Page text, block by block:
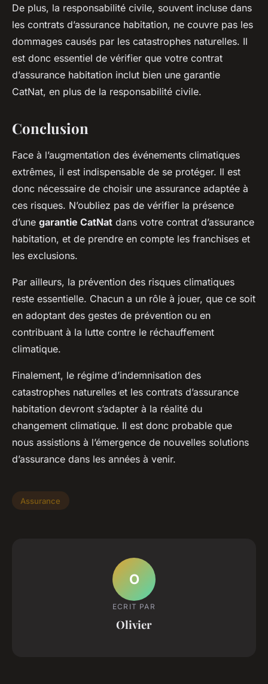
De plus, la responsabilité civile, souvent incluse dans
les contrats d’assurance habitation, ne couvre pas les
dommages causés par les catastrophes naturelles. Il
est donc essentiel de vérifier que votre contrat
d’assurance habitation inclut bien une garantie
CatNat, en plus de la responsabilité civile.
Conclusion
Face à l’augmentation des événements climatiques
extrêmes, il est indispensable de se protéger. Il est
donc nécessaire de choisir une assurance adaptée à
ces risques. N’oubliez pas de vérifier la présence
d’une garantie CatNat dans votre contrat d’assurance
habitation, et de prendre en compte les franchises et
les exclusions.
Par ailleurs, la prévention des risques climatiques
reste essentielle. Chacun a un rôle à jouer, que ce soit
en adoptant des gestes de prévention ou en
contribuant à la lutte contre le réchauffement
climatique.
Finalement, le régime d’indemnisation des
catastrophes naturelles et les contrats d’assurance
habitation devront s’adapter à la réalité du
changement climatique. Il est donc probable que
nous assistions à l’émergence de nouvelles solutions
d’assurance dans les années à venir.
Assurance
O
ECRIT PAR
Olivier